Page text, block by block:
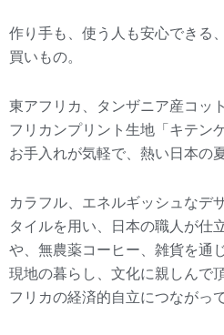
作り手も、使う人も安心できる
買いもの。
東アフリカ、タンザニア産コッ
フリカンプリント生地「キテン
お手入れが気軽で、熱い日本の
カラフル、エネルギッシュなデ
タイルを用い、日本の職人が仕
や、無農薬コーヒー、雑貨を通じ
現地の暮らし、文化に親しんで
フリカの経済的自立につながっ